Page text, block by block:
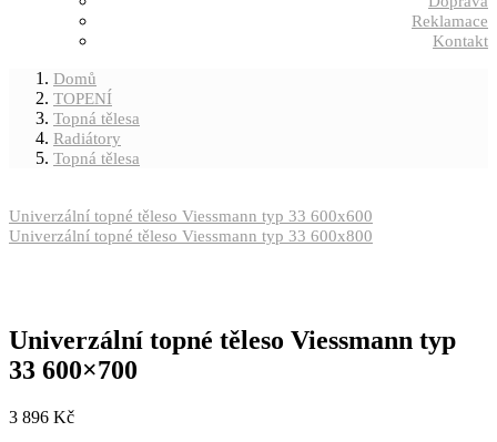
Reklamace
Kontakt
Domů
TOPENÍ
Topná tělesa
Radiátory
Topná tělesa
Univerzální topné těleso Viessmann typ 33 600x600
Univerzální topné těleso Viessmann typ 33 600x800
Univerzální topné těleso Viessmann typ
33 600×700
3 896 Kč